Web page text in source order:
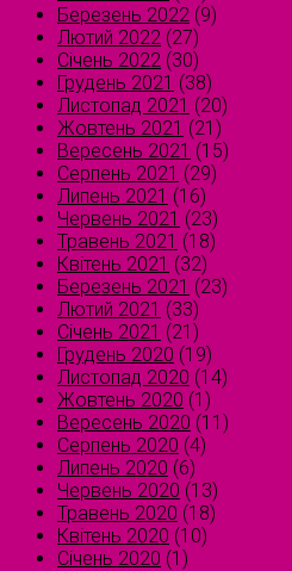
Березень 2022 (9)
Лютий 2022 (27)
Січень 2022 (30)
Грудень 2021 (38)
Листопад 2021 (20)
Жовтень 2021 (21)
Вересень 2021 (15)
Серпень 2021 (29)
Липень 2021 (16)
Червень 2021 (23)
Травень 2021 (18)
Квітень 2021 (32)
Березень 2021 (23)
Лютий 2021 (33)
Січень 2021 (21)
Грудень 2020 (19)
Листопад 2020 (14)
Жовтень 2020 (1)
Вересень 2020 (11)
Серпень 2020 (4)
Липень 2020 (6)
Червень 2020 (13)
Травень 2020 (18)
Квітень 2020 (10)
Січень 2020 (1)